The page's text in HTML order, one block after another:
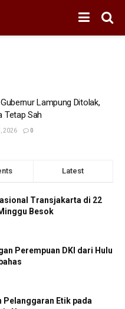
Lampung Ditolak,
Tetap Sah
2026 0
Latest
Transjakarta di 22
Besok
Perempuan DKI dari Hulu
Pelanggaran Etik pada